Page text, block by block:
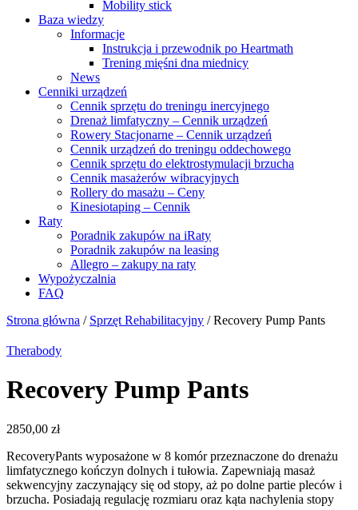
Mobility stick
Baza wiedzy
Informacje
Instrukcja i przewodnik po Heartmath
Trening mięśni dna miednicy
News
Cenniki urządzeń
Cennik sprzętu do treningu inercyjnego
Drenaż limfatyczny – Cennik urządzeń
Rowery Stacjonarne – Cennik urządzeń
Cennik urządzeń do treningu oddechowego
Cennik sprzętu do elektrostymulacji brzucha
Cennik masażerów wibracyjnych
Rollery do masażu – Ceny
Kinesiotaping – Cennik
Raty
Poradnik zakupów na iRaty
Poradnik zakupów na leasing
Allegro – zakupy na raty
Wypożyczalnia
FAQ
Strona główna / Sprzęt Rehabilitacyjny / Recovery Pump Pants
Therabody
Recovery Pump Pants
2850,00 zł
RecoveryPants wyposażone w 8 komór przeznaczone do drenażu
limfatycznego kończyn dolnych i tułowia. Zapewniają masaż
sekwencyjny zaczynający się od stopy, aż po dolne partie pleców i
brzucha. Posiadają regulację rozmiaru oraz kąta nachylenia stopy